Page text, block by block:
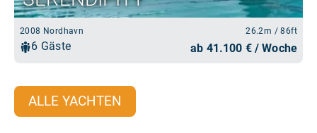
ALLE YACHTEN